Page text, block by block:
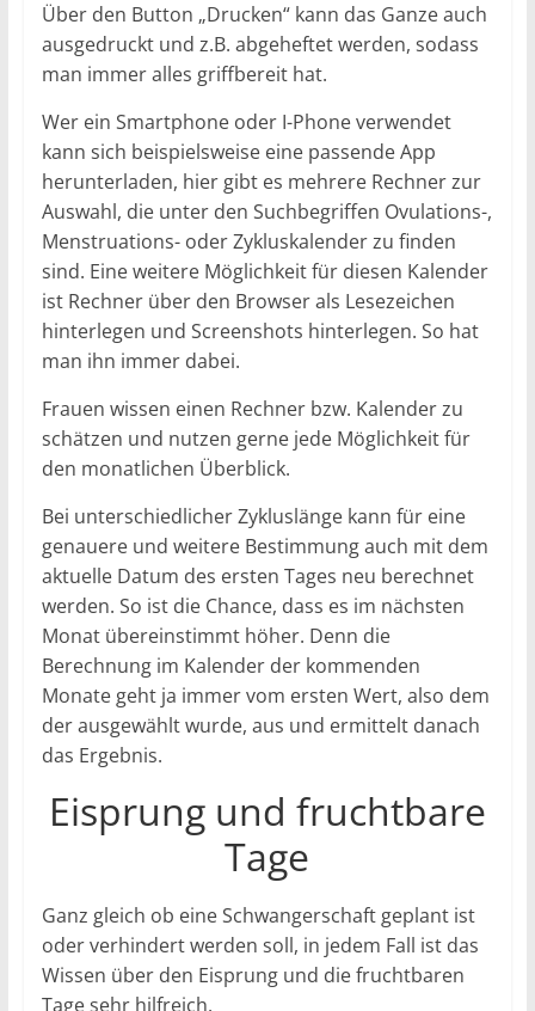
Über den Button „Drucken“ kann das Ganze auch
ausgedruckt und z.B. abgeheftet werden, sodass
man immer alles griffbereit hat.
Wer ein Smartphone oder I-Phone verwendet
kann sich beispielsweise eine passende App
herunterladen, hier gibt es mehrere Rechner zur
Auswahl, die unter den Suchbegriffen Ovulations-,
Menstruations- oder Zykluskalender zu finden
sind. Eine weitere Möglichkeit für diesen Kalender
ist Rechner über den Browser als Lesezeichen
hinterlegen und Screenshots hinterlegen. So hat
man ihn immer dabei.
Frauen wissen einen Rechner bzw. Kalender zu
schätzen und nutzen gerne jede Möglichkeit für
den monatlichen Überblick.
Bei unterschiedlicher Zykluslänge kann für eine
genauere und weitere Bestimmung auch mit dem
aktuelle Datum des ersten Tages neu berechnet
werden. So ist die Chance, dass es im nächsten
Monat übereinstimmt höher. Denn die
Berechnung im Kalender der kommenden
Monate geht ja immer vom ersten Wert, also dem
der ausgewählt wurde, aus und ermittelt danach
das Ergebnis.
Eisprung und fruchtbare
Tage
Ganz gleich ob eine Schwangerschaft geplant ist
oder verhindert werden soll, in jedem Fall ist das
Wissen über den Eisprung und die fruchtbaren
Tage sehr hilfreich.